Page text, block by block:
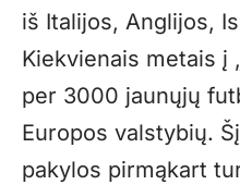
iš Italijos, Anglijos,
Kiekvienais metais į
per 3000 jaunųjų
Europos valstybių.
pakylos pirmąkart